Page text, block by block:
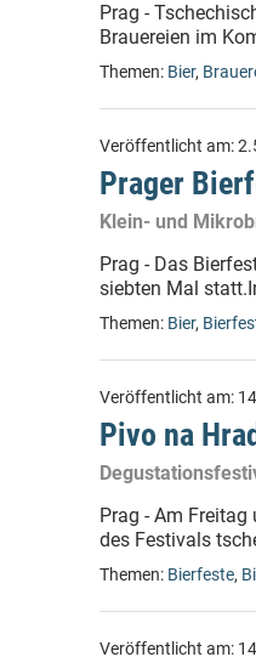
Prag -
Brauereien im
Themen: Bier,
Veröffentlicht am:
Prager
Klein- und
Prag - Das
siebten Mal
Themen: Bier,
Veröffentlicht am:
Pivo na
Prag - Am
des Festivals
Themen: Bierfeste,
Veröffentlicht am: